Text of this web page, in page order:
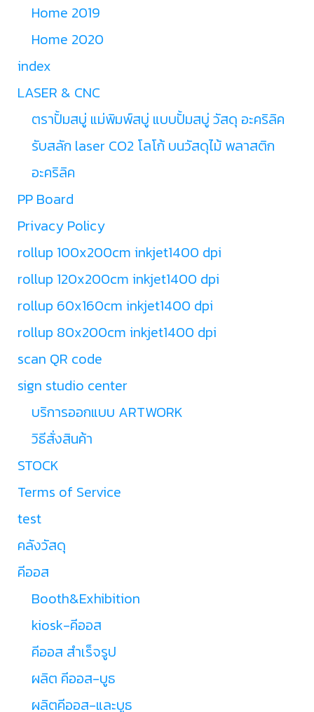
Home 2019
Home 2020
index
LASER & CNC
ตราปั้มสบู่ แม่พิมพ์สบู่ แบบปั้มสบู่ วัสดุ อะคริลิค
รับสลัก laser CO2 โลโก้ บนวัสดุไม้ พลาสติก
อะคริลิค
PP Board
Privacy Policy
rollup 100x200cm inkjet1400 dpi
rollup 120x200cm inkjet1400 dpi
rollup 60x160cm inkjet1400 dpi
rollup 80x200cm inkjet1400 dpi
scan QR code
sign studio center
บริการออกแบบ ARTWORK
วิธีสั่งสินค้า
STOCK
Terms of Service
test
คลังวัสดุ
คีออส
Booth&Exhibition
kiosk-คีออส
คีออส สำเร็จรูป
ผลิต คีออส-บูธ
ผลิตคีออส-และบูธ